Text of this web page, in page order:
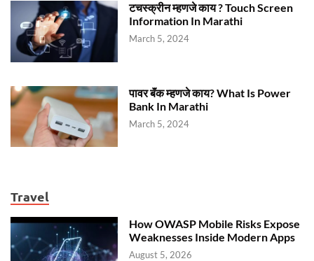
टचस्क्रीन म्हणजे काय ? Touch Screen
Information In Marathi
March 5, 2024
पावर बॅंक म्हणजे काय? What Is Power
Bank In Marathi
March 5, 2024
Travel
How OWASP Mobile Risks Expose
Weaknesses Inside Modern Apps
August 5, 2026